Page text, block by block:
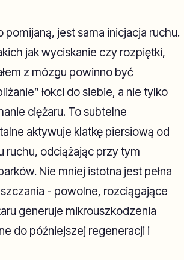
pomijaną, jest sama inicjacja ruchu.
jak wyciskanie czy rozpiętki,
z mózgu powinno być
łokci do siebie, a nie tylko
ciężaru. To subtelne
aktywuje klatkę piersiową od
ruchu, odciążając przy tym
Nie mniej istotna jest pełna
- powolne, rozciągające
generuje mikrouszkodzenia
do późniejszej regeneracji i